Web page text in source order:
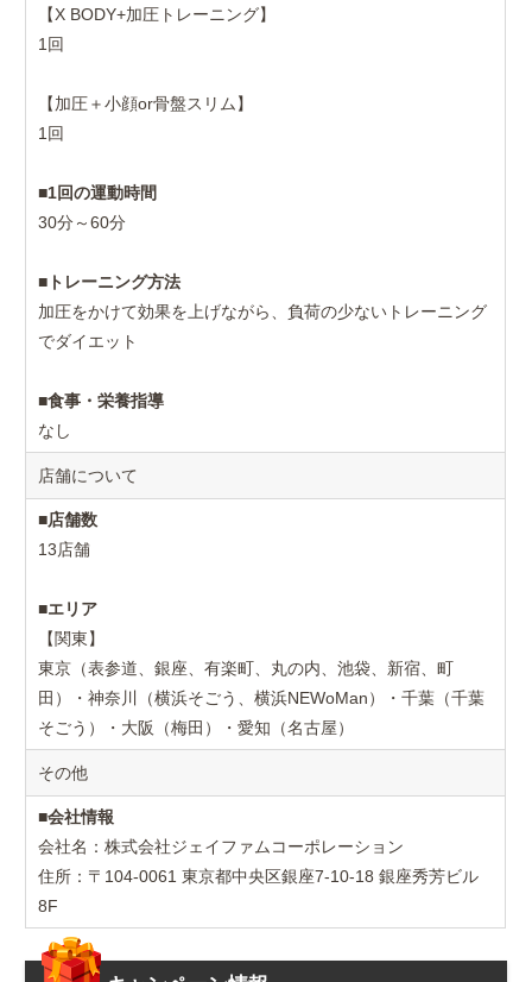
【X BODY+加圧トレーニング】
1回
【加圧＋小顔or骨盤スリム】
1回
■1回の運動時間
30分～60分
■ トレーニング方法
加圧をかけて効果を上げながら、負荷の少ないトレーニング
でダイエット
■食事・栄養指導
なし
店舗について
■店舗数
13店舗
■エリア
【関東】
東京（表参道、銀座、有楽町、丸の内、池袋、新宿、町
田）・神奈川（横浜そごう、横浜NEWoMan）・千葉（千葉
そごう）・大阪（梅田）・愛知（名古屋）
その他
■会社情報
会社名：株式会社ジェイファムコーポレーション
住所：〒104-0061 東京都中央区銀座7-10-18 銀座秀芳ビル
8F